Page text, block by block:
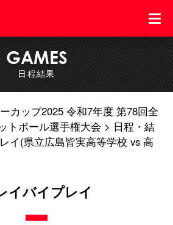
GAMES
日程結果
カップ2025 令和7年度 第78回全
トボール選手権大会
日程・結
イ(県立広島皆実高等学校 vs 高
イバイプレイ